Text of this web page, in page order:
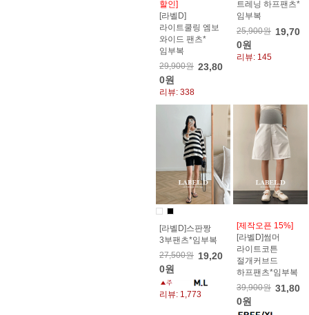
할인]
[라벨D]
라이트쿨링 엠보
와이드 팬츠*
임부복
29,900원 23,80
0원
리뷰: 338
트레닝 하프팬츠*
임부복
25,900원 19,70
0원
리뷰: 145
[라벨D]스판짱
3부팬츠*임부복
27,500원 19,20
0원
리뷰: 1,773
[제작오픈 15%]
[라벨D]썸머
라이트코튼
절개커브드
하프팬츠*임부복
39,900원 31,80
0원